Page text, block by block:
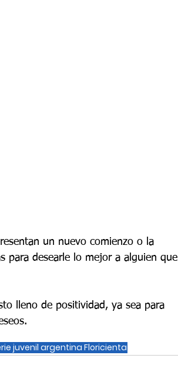
un nuevo comienzo o la
para desearle lo mejor a alguien que
lleno de positividad, ya sea para
juvenil argentina Floricienta